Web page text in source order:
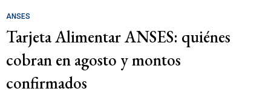
ANSES
Tarjeta Alimentar ANSES: quiénes
cobran en agosto y montos
confirmados